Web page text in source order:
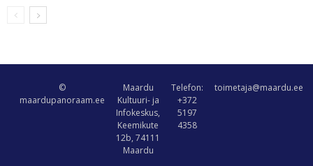
©
maardupanoraam.ee
Maardu
Kultuuri- ja
Infokeskus,
Keemikute
12b, 74111
Maardu
Telefon:
+372
5197
4358
toimetaja@maardu.ee